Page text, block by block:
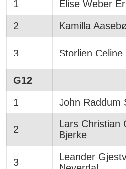
1
Elise Weber
2
Kamilla
3 Storlien Celine
G12
1
John Raddum
2
Lars Christian
Bjerke
3
Leander